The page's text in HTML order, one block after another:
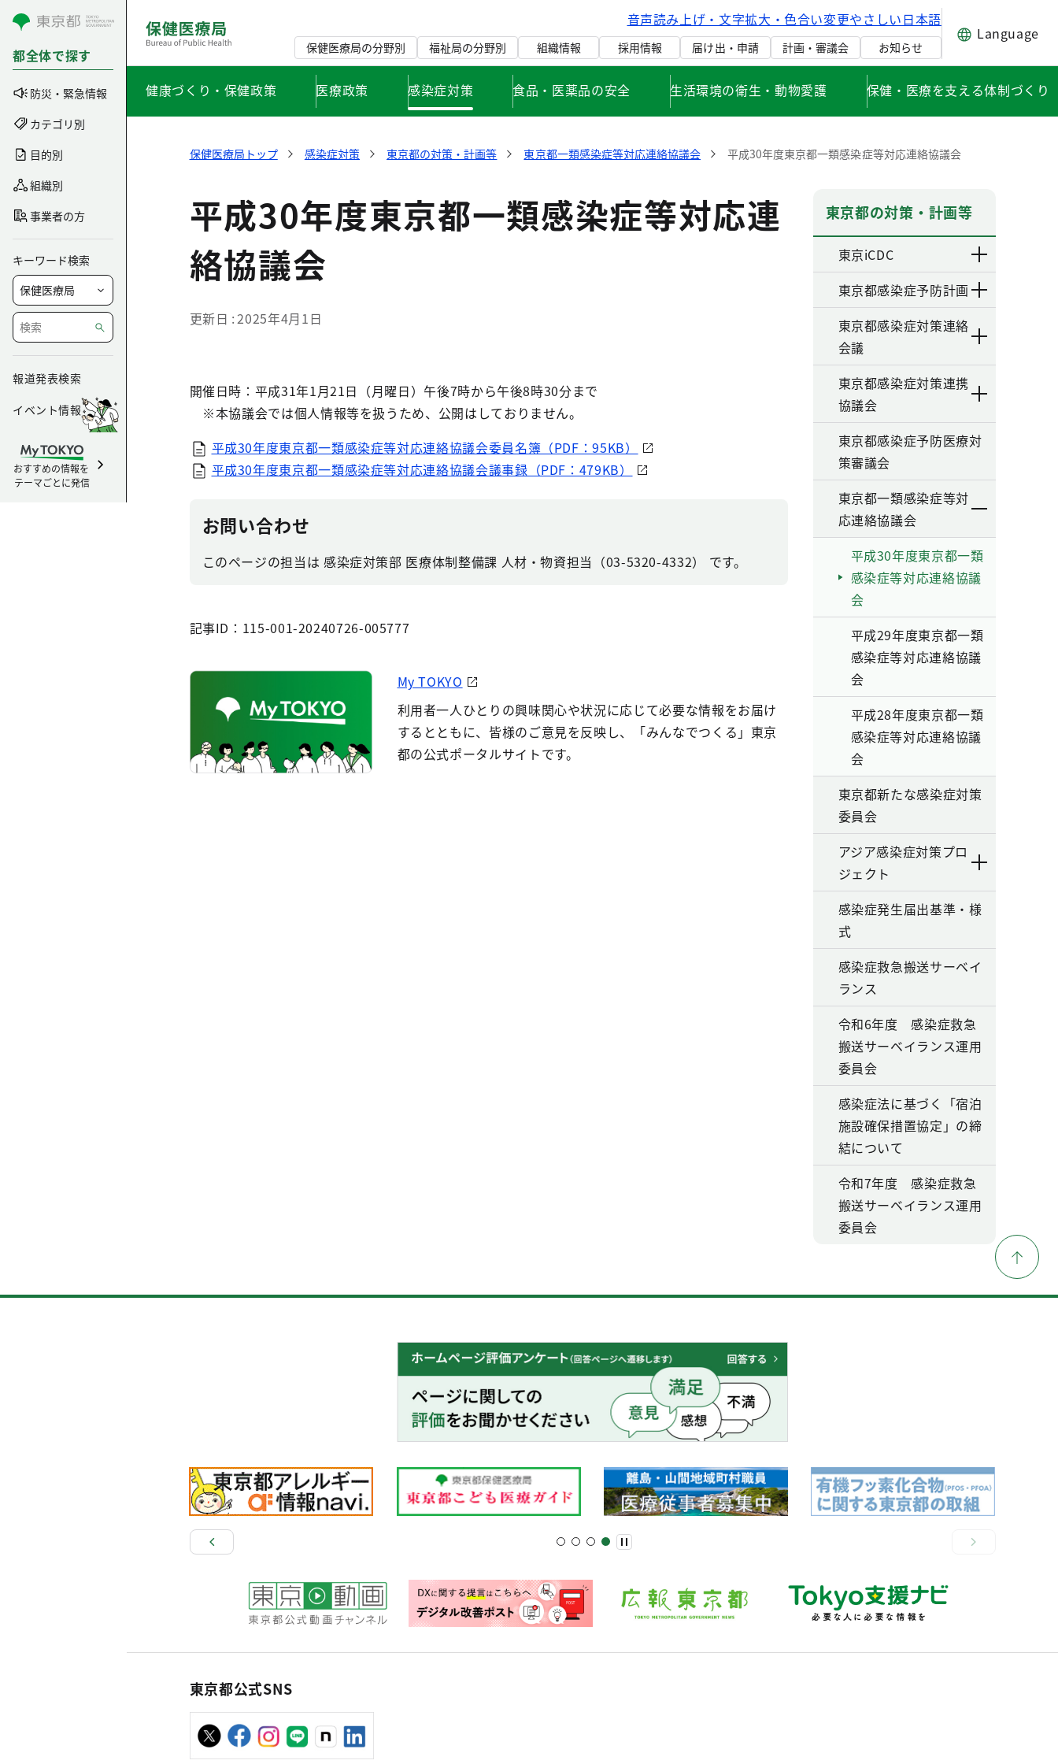
コンテンツにスキップ
都全体で探す
防災・緊急情報
カテゴリ別
目的別
組織別
事業者の方
キーワード検索
報道発表検索
イベント情報
おすすめの情報を
テーマごとに発信
音声読み上げ・文字拡大・色合い変更やさしい日本語
保健医療局の分野別 福祉局の分野別 組織情報 採用情報 届け出・申請 計画・審議会 お知らせ
Language
健康づくり・保健政策 医療政策 感染症対策 食品・医薬品の安全 生活環境の衛生・動物愛護 保健・医療を支える体制づくり
保健医療局トップ 感染症対策 東京都の対策・計画等 東京都一類感染症等対応連絡協議会 平成30年度東京都一類感染症等対応連絡協議会
平成30年度東京都一類感染症等対応連
絡協議会
更新日 2025年4月1日
開催日時：平成31年1月21日（月曜日）午後7時から午後8時30分まで
※本協議会では個人情報等を扱うため、公開はしておりません。
平成30年度東京都一類感染症等対応連絡協議会委員名簿（PDF：95KB）
平成30年度東京都一類感染症等対応連絡協議会議事録（PDF：479KB）
お問い合わせ
このページの担当は 感染症対策部 医療体制整備課 人材・物資担当（03-5320-4332） です。
記事ID：115-001-20240726-005777
My TOKYO
利用者一人ひとりの興味関心や状況に応じて必要な情報をお届け
するとともに、皆様のご意見を反映し、「みんなでつくる」東京
都の公式ポータルサイトです。
東京都の対策・計画等
東京iCDC
東京都感染症予防計画
東京都感染症対策連絡
会議
東京都感染症対策連携
協議会
東京都感染症予防医療対
策審議会
東京都一類感染症等対
応連絡協議会
平成30年度東京都一類
感染症等対応連絡協議
会
平成29年度東京都一類
感染症等対応連絡協議
会
平成28年度東京都一類
感染症等対応連絡協議
会
東京都新たな感染症対策
委員会
アジア感染症対策プロ
ジェクト
感染症発生届出基準・様
式
感染症救急搬送サーベイ
ランス
令和6年度 感染症救急
搬送サーベイランス運用
委員会
感染症法に基づく「宿泊
施設確保措置協定」の締
結について
令和7年度 感染症救急
搬送サーベイランス運用
委員会
東京都公式SNS